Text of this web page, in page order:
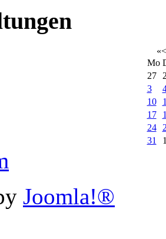
«<
Mo
27
3
10
17
24
31
Joomla!®